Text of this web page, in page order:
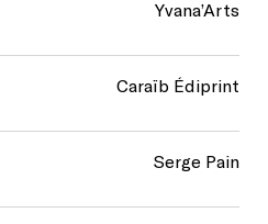
Yvana’Arts
Caraïb Édiprint
Serge Pain